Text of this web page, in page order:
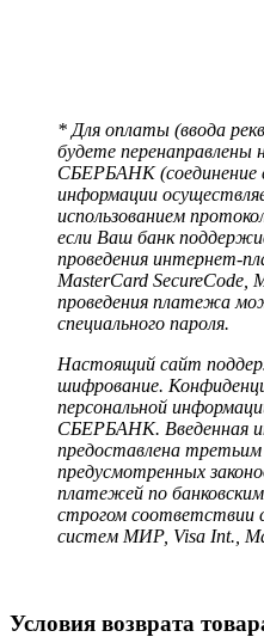
* Для оплаты (ввода
будете
СБЕРБАНК (соединение
информации
использованием
если Ваш банк
проведения интернет-
MasterCard SecureCode,
проведения платежа
специального пароля.
Настоящий сайт
шифрование.
персональной
СБЕРБАНК. Введенная
предоставлена третьим
предусмотренных
платежей по
строгом соответствии
систем МИР, Visa Int.,
Условия возврата